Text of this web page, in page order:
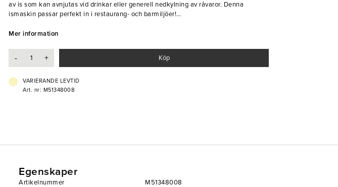
av is som kan avnjutas vid drinkar eller generell nedkylning av råvaror. Denna
ismaskin passar perfekt in i restaurang- och barmiljöer!
- Produktionskapacitet: 38kg/dygn
- Elanslutning: 230V 1-fas
- Tömningspump: Nej
- Köldmedium: R290
Mer information
- + Köp
VARIERANDE LEVTID
Art. nr: M51348008
Egenskaper
Artikelnummer
M51348008